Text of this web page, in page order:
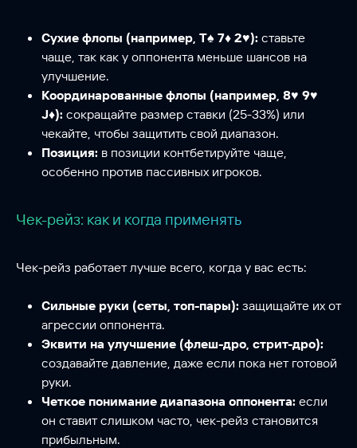
Сухие флопы (например, T♠ 7♦ 2♥): ставьте
чаще, так как у оппонента меньше шансов на
улучшение.
Координарованные флопы (например, 8♥ 9♥
J♦): сокращайте размер ставки (25-33%) или
чекайте, чтобы защитить свой диапазон.
Позиция: в позиции контбетируйте чаще,
особенно против пассивных игроков.
Чек-рейз: как и когда применять
Чек-рейз работает лучше всего, когда у вас есть:
Сильные руки (сеты, топ-пары): защищайте их от
агрессии оппонента.
Эквити на улучшение (флеш-дро, стрит-дро):
создавайте давление, даже если пока нет готовой
руки.
Четкое понимание диапазона оппонента: если
он ставит слишком часто, чек-рейз становится
прибыльным.